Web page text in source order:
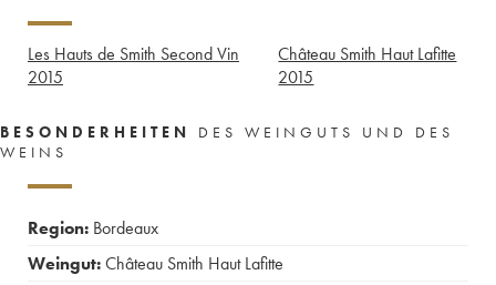
Les Hauts de Smith Second Vin
2015
Château Smith Haut Lafitte
2015
BESONDERHEITEN
DES WEINGUTS UND DES
WEINS
Region: Bordeaux
Weingut:Château Smith Haut Lafitte